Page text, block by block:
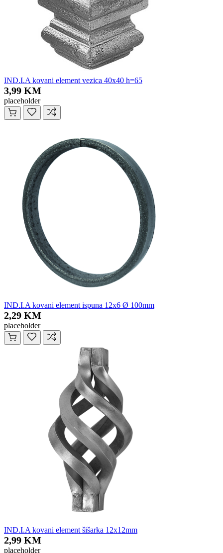
IND.I.A kovani element vezica 40x40 h=65
3,99 KM
placeholder
IND.I.A kovani element ispuna 12x6 Ø 100mm
2,29 KM
placeholder
IND.I.A kovani element šišarka 12x12mm
2,99 KM
placeholder